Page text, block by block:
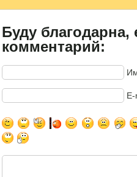
Буду благодарна,
комментарий: